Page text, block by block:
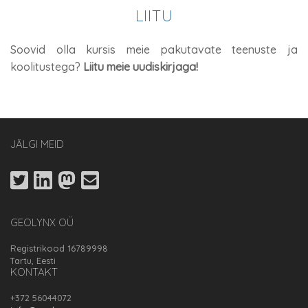
LIITU
Soovid olla kursis meie pakutavate teenuste ja
koolitustega? Liitu meie uudiskirjaga!
JÄLGI MEID
GEOLYNX OÜ
Registrikood 16789998
Tartu, Eesti
KONTAKT
+372 56044072